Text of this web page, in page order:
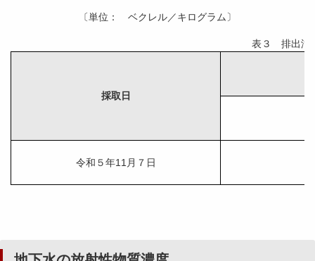
〔単位： ベクレル／キログラム〕
表３ 排出汚
採取日
令和５年11月７日